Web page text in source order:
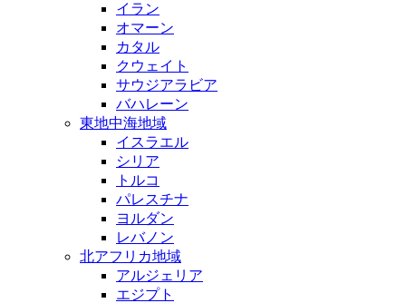
イラン
オマーン
カタル
クウェイト
サウジアラビア
バハレーン
東地中海地域
イスラエル
シリア
トルコ
パレスチナ
ヨルダン
レバノン
北アフリカ地域
アルジェリア
エジプト